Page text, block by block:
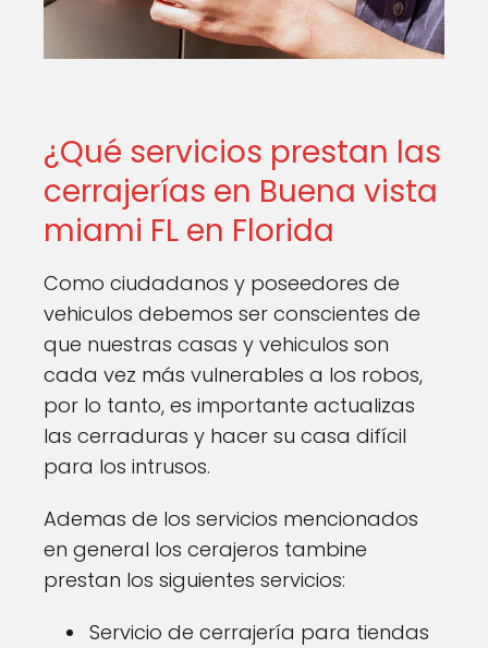
¿Qué servicios prestan las
cerrajerías en Buena vista
miami FL en Florida
Como ciudadanos y poseedores de
vehiculos debemos ser conscientes de
que nuestras casas y vehiculos son
cada vez más vulnerables a los robos,
por lo tanto, es importante actualizas
las cerraduras y hacer su casa difícil
para los intrusos.
Ademas de los servicios mencionados
en general los cerajeros tambine
prestan los siguientes servicios:
Servicio de cerrajería para tiendas